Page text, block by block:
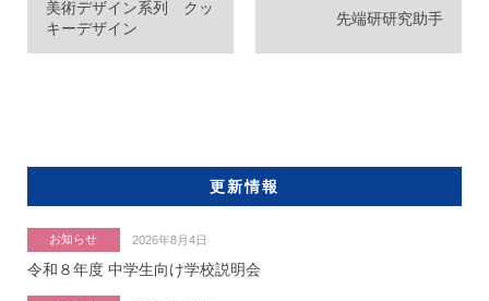
美術デザイン系列 クッ
キーデザイン
先端研研究助手
更新情報
お知らせ 2026年8月4日
令和８年度 中学生向け学校説明会